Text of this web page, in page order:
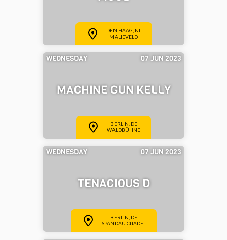
DEN HAAG, NL
MALIEVELD
WEDNESDAY 07 JUN 2023
MACHINE GUN KELLY
BERLIN, DE
WALDBÜHNE
WEDNESDAY 07 JUN 2023
TENACIOUS D
BERLIN, DE
SPANDAU CITADEL